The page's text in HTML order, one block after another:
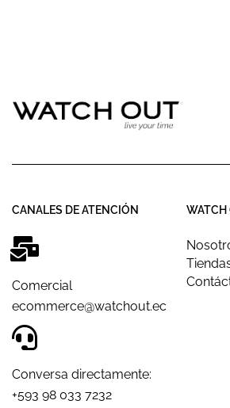
CANALES DE ATENCIÓN
Comercial
ecommerce@watchout.ec
Conversa directamente:
+593 98 033 7232
WATCH